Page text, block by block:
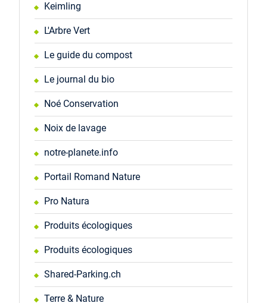
Keimling
L'Arbre Vert
Le guide du compost
Le journal du bio
Noé Conservation
Noix de lavage
notre-planete.info
Portail Romand Nature
Pro Natura
Produits écologiques
Produits écologiques
Shared-Parking.ch
Terre & Nature